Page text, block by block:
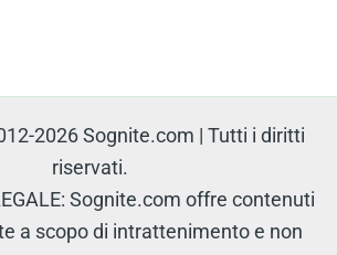
2026 Sognite.com | Tutti i diritti
riservati.
Sognite.com offre contenuti
a scopo di intrattenimento e non